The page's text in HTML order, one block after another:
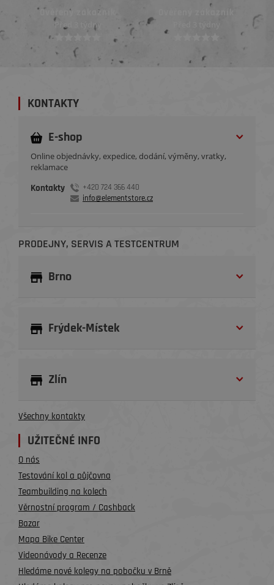
Ověřený zákazník
Před 3 týdny
KONTAKTY
E-shop
Online objednávky, expedice, dodání, výměny, vratky,
reklamace
Kontakty
+420 724 366 440
info@elementstore.cz
PRODEJNY, SERVIS A TESTCENTRUM
Brno
Frýdek-Místek
Zlín
Všechny kontakty
UŽITEČNÉ INFO
O nás
Testování kol a půjčovna
Teambuilding na kolech
Věrnostní program / Cashback
Bazar
Mapa Bike Center
Videonávody a Recenze
Hledáme nové kolegy na pobočku v Brně